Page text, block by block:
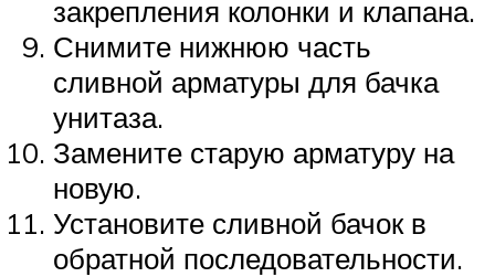
закрепления колонки и клапана.
Снимите нижнюю часть
сливной арматуры для бачка
унитаза.
Замените старую арматуру на
новую.
Установите сливной бачок в
обратной последовательности.